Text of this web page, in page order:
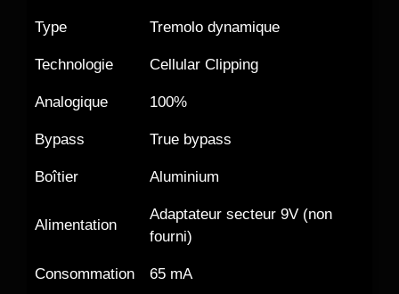
Type Tremolo dynamique
Technologie Cellular Clipping
Analogique 100%
Bypass True bypass
Boîtier Aluminium
Alimentation
Adaptateur secteur 9V (non
fourni)
Consommation 65 mA